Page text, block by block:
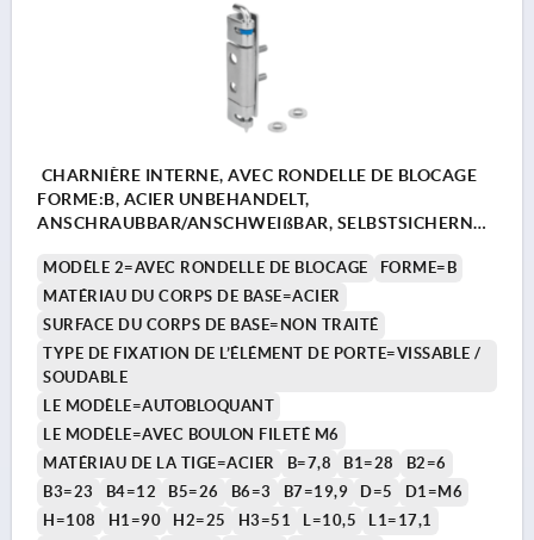
CHARNIÈRE INTERNE, AVEC RONDELLE DE BLOCAGE
FORME:B, ACIER UNBEHANDELT,
ANSCHRAUBBAR/ANSCHWEIßBAR, SELBSTSICHERND,
MODÈLE 2=AVEC RONDELLE DE BLOCAGE
FORME=B
MATÉRIAU DU CORPS DE BASE=ACIER
SURFACE DU CORPS DE BASE=NON TRAITÉ
TYPE DE FIXATION DE L’ÉLÉMENT DE PORTE=VISSABLE /
SOUDABLE
LE MODÈLE=AUTOBLOQUANT
LE MODÈLE=AVEC BOULON FILETÉ M6
MATÉRIAU DE LA TIGE=ACIER
B=7,8 B1=28
B2=6
B3=23
B4=12 B5=26 B6=3 B7=19,9 D=5
D1=M6
H=108
H1=90 H2=25 H3=51 L=10,5 L1=17,1